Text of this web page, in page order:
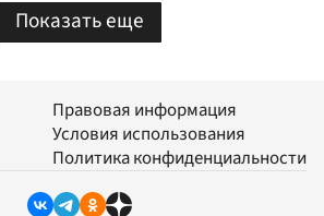
Показать еще
Правовая информация
Условия использования
Политика конфиденциальности